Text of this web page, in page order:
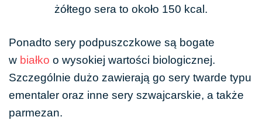
żółtego sera to około 150 kcal.
Ponadto sery podpuszczkowe są bogate
w białko o wysokiej wartości biologicznej.
Szczególnie dużo zawierają go sery twarde typu
ementaler oraz inne sery szwajcarskie, a także
parmezan.